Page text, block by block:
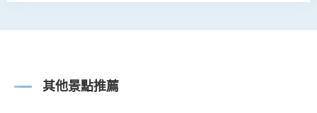
其他景點推薦